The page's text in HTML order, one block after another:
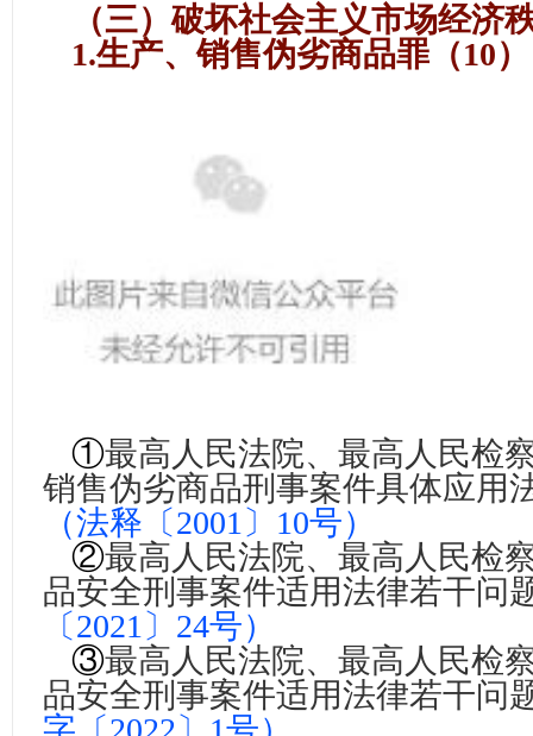
（三）破坏社会主义市场经济
1.生产、销售伪劣商品罪（10）
①最高人民法院、最高人民检
销售伪劣商品刑事案件具体应用
（法释〔2001〕10号）
②最高人民法院、最高人民检
品安全刑事案件适用法律若干问
〔2021〕24号）
③最高人民法院、最高人民检
品安全刑事案件适用法律若干问